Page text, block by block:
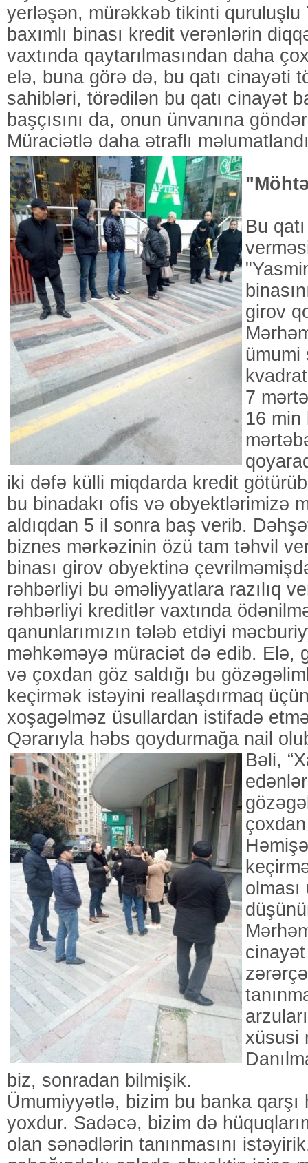
yerləşən, mürəkkəb tikinti quruluşlu
baxımlı binası kredit verənlərin
vaxtında qaytarılmasından daha
elə, buna görə də, bu qatı cinayəti
sahibləri, törədilən bu qatı cinayət
başçısını da, onun ünvanına
Müraciətlə daha ətraflı
Bu
girov
ümumi
7
16 min
iki dəfə külli miqdarda kredit
bu binadakı ofis və obyektlərimizə
aldıqdan 5 il sonra baş verib.
biznes mərkəzinin özü tam təhvil
binası girov obyektinə
rəhbərliyi bu əməliyyatlara razılıq
rəhbərliyi kreditlər vaxtında
qanunlarımızın tələb etdiyi
məhkəməyə müraciət də edib. Elə,
və çoxdan göz saldığı bu
keçirmək istəyini reallaşdırmaq
xoşagəlməz üsullardan istifadə
Qərarıyla həbs qoydurmağa nail
Bəli,
xüsusi
biz, sonradan bilmişik.
Ümumiyyətlə, bizim bu banka qarşı
yoxdur. Sadəcə, bizim də
olan sənədlərin tanınmasını